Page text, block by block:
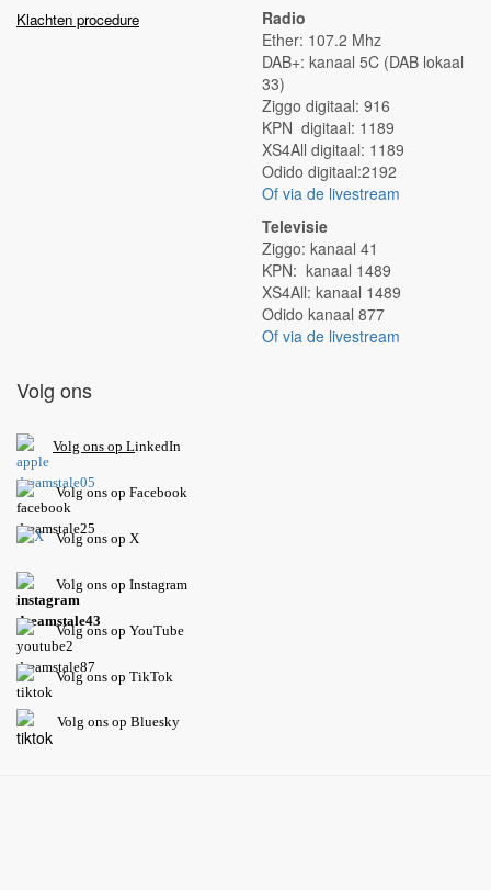
Klachten procedure
Radio
Ether: 107.2 Mhz
DAB+: kanaal 5C (DAB lokaal
33)
Ziggo digitaal: 916
KPN digitaal: 1189
XS4All digitaal: 1189
Odido digitaal:2192
Of via de livestream
Televisie
Ziggo: kanaal 41
KPN: kanaal 1489
XS4All: kanaal 1489
Odido kanaal 877
Of via de livestream
Volg ons
Volg ons op LinkedIn
Volg ons op Facebook
Volg ons op X
Volg ons op Instagram
Volgons op YouTube
Volg ons op TikTok
Volg ons op Bluesky